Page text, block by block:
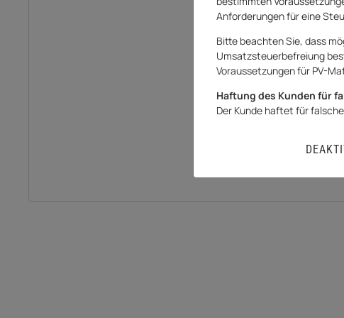
Anforderungen für eine
Bitte beachten Sie, dass
Umsatzsteuerbefreiung
Voraussetzungen für PV-
Haftung des Kunden für
Der Kunde haftet für